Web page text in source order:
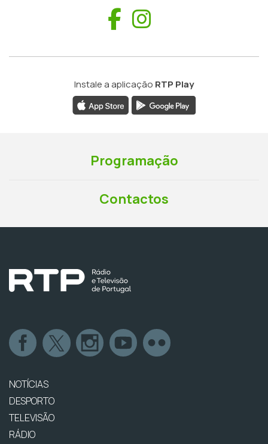
Facebook
Instale a aplicação RTP Play
Programação
Contactos
NOTÍCIAS
DESPORTO
TELEVISÃO
RÁDIO